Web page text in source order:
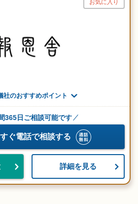
お気に入り
社のおすすめポイント
365日ご相談可能です
ぐ電話で相談する
詳細を見る